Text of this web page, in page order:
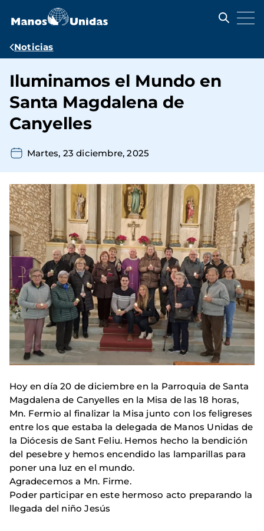
contenido
Ruta
navegación
Noticias
Iluminamos el Mundo en
Santa Magdalena de
Canyelles
Martes, 23 diciembre, 2025
Hoy en día 20 de diciembre en la Parroquia de Santa
Magdalena de Canyelles en la Misa de las 18 horas,
Mn. Fermio al finalizar la Misa junto con los feligreses
entre los que estaba la delegada de Manos Unidas de
la Diócesis de Sant Feliu. Hemos hecho la bendición
del pesebre y hemos encendido las lamparillas para
poner una luz en el mundo.
Agradecemos a Mn. Firme.
Poder participar en este hermoso acto preparando la
llegada del niño Jesús